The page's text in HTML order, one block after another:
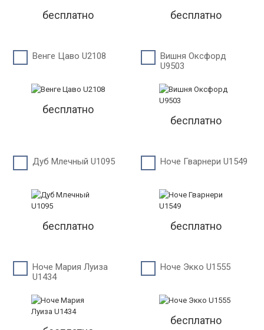
бесплатно бесплатно
Венге Цаво U2108
бесплатно
Вишня Оксфорд
U9503
бесплатно
Дуб Млечный U1095
бесплатно
Ноче Гварнери U1549
бесплатно
Ноче Мария Луиза
U1434
Ноче Экко U1555
бесплатно